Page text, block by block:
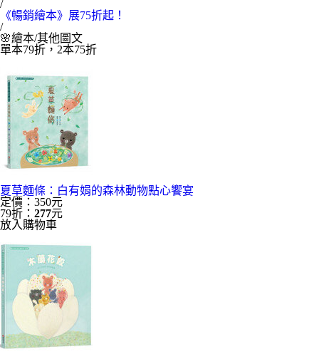
/
《暢銷繪本》展75折起！
/
🌸繪本/其他圖文
單本79折，2本75折
夏草麵條：白有娟的森林動物點心饗宴
定價：350元
79折： 277元
放入購物車